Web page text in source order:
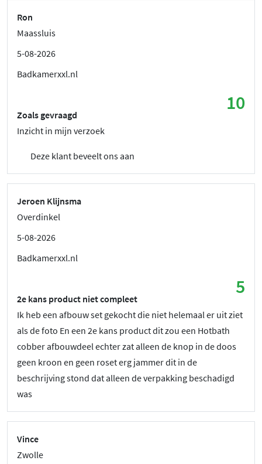
Ron
Maassluis
5-08-2026
Badkamerxxl.nl
10
Zoals gevraagd
Inzicht in mijn verzoek
Deze klant beveelt ons aan
Jeroen Klijnsma
Overdinkel
5-08-2026
Badkamerxxl.nl
5
2e kans product niet compleet
Ik heb een afbouw set gekocht die niet helemaal er uit ziet
als de foto En een 2e kans product dit zou een Hotbath
cobber afbouwdeel echter zat alleen de knop in de doos
geen kroon en geen roset erg jammer dit in de
beschrijving stond dat alleen de verpakking beschadigd
was
Vince
Zwolle